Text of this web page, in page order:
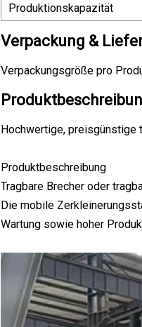
Produktionskapazität
Verpackung &
Verpackungsgröße pro
Hochwertige, preisgünstige
Produktbeschreibung
Tragbare Brecher oder
Die mobile
Wartung sowie hoher